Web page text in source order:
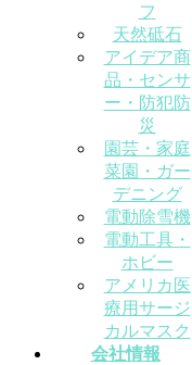
フ
天然砥石
アイデア商
品・センサ
ー・防犯防
災
園芸・家庭
菜園・ガー
デニング
電動除雪機
電動工具・
ホビー
アメリカ医
療用サージ
カルマスク
会社情報